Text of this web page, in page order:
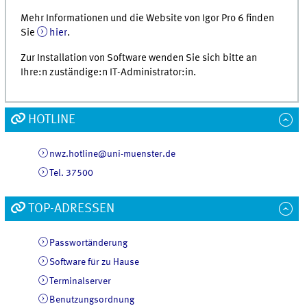
Mehr Informationen und die Website von Igor Pro 6 finden
Sie
hier.
Zur Installation von Software wenden Sie sich bitte an
Ihre:n zuständige:n IT-Administrator:in.
HOTLINE
nwz.hotline@uni-muenster.de
Tel. 37500
TOP-ADRESSEN
Passwortänderung
Software für zu Hause
Terminalserver
Benutzungsordnung